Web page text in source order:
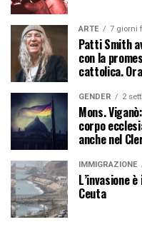
ARTE 7 giorni
Patti Smith
con la
cattolica.
GENDER 2
Mons.
corpo
anche nel
IMMIGRAZIONE
L’invasione
Ceuta